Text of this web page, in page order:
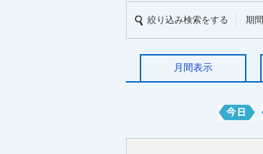
絞り込み検索をする 期間
月間表示